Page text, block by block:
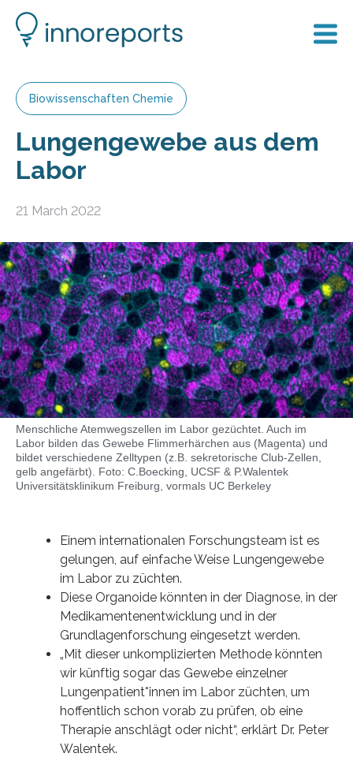
Biowissenschaften Chemie
Lungengewebe aus dem
Labor
21 March 2022
Menschliche Atemwegszellen im Labor gezüchtet. Auch im
Labor bilden das Gewebe Flimmerhärchen aus (Magenta) und
bildet verschiedene Zelltypen (z.B. sekretorische Club-Zellen,
gelb angefärbt). Foto: C.Boecking, UCSF & P.Walentek
Universitätsklinikum Freiburg, vormals UC Berkeley
Einem internationalen Forschungsteam ist es
gelungen, auf einfache Weise Lungengewebe
im Labor zu züchten.
Diese Organoide könnten in der Diagnose, in der
Medikamentenentwicklung und in der
Grundlagenforschung eingesetzt werden.
„Mit dieser unkomplizierten Methode könnten
wir künftig sogar das Gewebe einzelner
Lungenpatient*innen im Labor züchten, um
hoffentlich schon vorab zu prüfen, ob eine
Therapie anschlägt oder nicht“, erklärt Dr. Peter
Walentek.